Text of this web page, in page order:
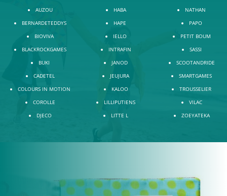
AUZOU
BERNARDETEDDYS
BIOVIVA
BLACKROCKGAMES
BUKI
CADETEL
COLOURS IN MOTION
COROLLE
DJECO
HABA
HAPE
IELLO
INTRAFIN
JANOD
JEUJURA
KALOO
LILLIPUTIENS
LITTE L
NATHAN
PAPO
PETIT BOUM
SASSI
SCOOTANDRIDE
SMARTGAMES
TROUSSELIER
VILAC
ZOEYATEKA